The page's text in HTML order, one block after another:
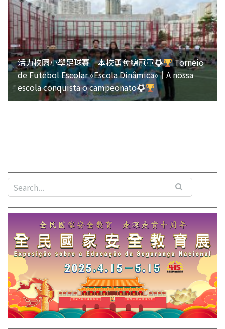
活力校園小學足球賽｜本校勇奪總冠軍
Torneio
de Futebol Escolar «Escola Dinâmica»｜A nossa
escola conquista o campeonato